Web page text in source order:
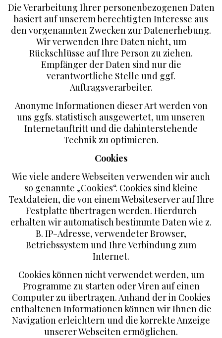
Die Verarbeitung Ihrer personenbezogenen Daten
basiert auf unserem berechtigten Interesse aus
den vorgenannten Zwecken zur Datenerhebung.
Wir verwenden Ihre Daten nicht, um
Rückschlüsse auf Ihre Person zu ziehen.
Empfänger der Daten sind nur die
verantwortliche Stelle und ggf.
Auftragsverarbeiter.
Anonyme Informationen dieser Art werden von
uns ggfs. statistisch ausgewertet, um unseren
Internetauftritt und die dahinterstehende
Technik zu optimieren.
Cookies
Wie viele andere Webseiten verwenden wir auch
so genannte „Cookies“. Cookies sind kleine
Textdateien, die von einem Websiteserver auf Ihre
Festplatte übertragen werden. Hierdurch
erhalten wir automatisch bestimmte Daten wie z.
B. IP-Adresse, verwendeter Browser,
Betriebssystem und Ihre Verbindung zum
Internet.
Cookies können nicht verwendet werden, um
Programme zu starten oder Viren auf einen
Computer zu übertragen. Anhand der in Cookies
enthaltenen Informationen können wir Ihnen die
Navigation erleichtern und die korrekte Anzeige
unserer Webseiten ermöglichen.